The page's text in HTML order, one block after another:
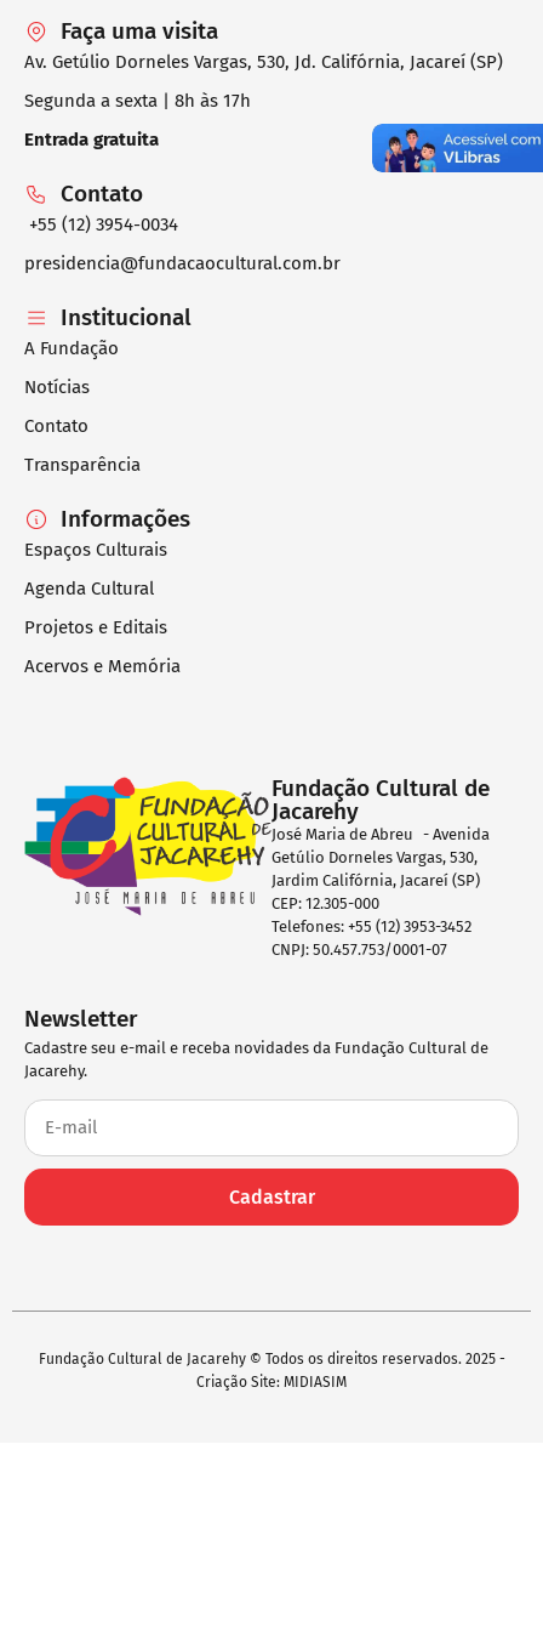
Faça uma visita
Av. Getúlio Dorneles Vargas, 530, Jd. Califórnia, Jacareí (SP)
Segunda a sexta | 8h às 17h
Entrada gratuita
Contato
+55 (12) 3954-0034
presidencia@fundacaocultural.com.br
Institucional
A Fundação
Notícias
Contato
Transparência
Informações
Espaços Culturais
Agenda Cultural
Projetos e Editais
Acervos e Memória
Fundação Cultural de
Jacarehy
José Maria de Abreu - Avenida
Getúlio Dorneles Vargas, 530,
Jardim Califórnia, Jacareí (SP)
CEP: 12.305-000
Telefones: +55 (12) 3953-3452
CNPJ: 50.457.753/0001-07
Newsletter
Cadastre seu e-mail e receba novidades da Fundação Cultural de
Jacarehy.
Cadastrar
Fundação Cultural de Jacarehy © Todos os direitos reservados. 2025 -
Criação Site: MIDIASIM